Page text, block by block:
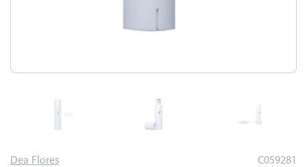
Dea Flores C059281